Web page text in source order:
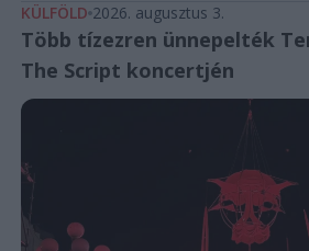
KÜLFÖLD 2026. augusztus 3.
Több tízezren ünnepelték
The Script koncertjén